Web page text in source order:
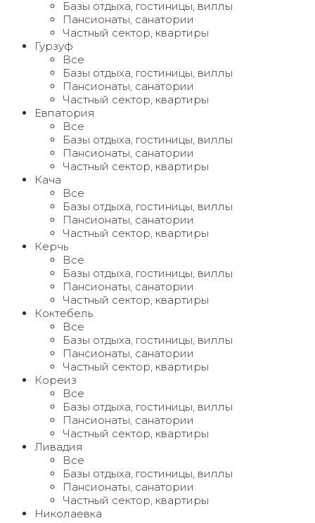
Базы отдыха, гостиницы, виллы
Пансионаты, санатории
Частный сектор, квартиры
Гурзуф
Все
Базы отдыха, гостиницы, виллы
Пансионаты, санатории
Частный сектор, квартиры
Евпатория
Все
Базы отдыха, гостиницы, виллы
Пансионаты, санатории
Частный сектор, квартиры
Кача
Все
Базы отдыха, гостиницы, виллы
Пансионаты, санатории
Частный сектор, квартиры
Керчь
Все
Базы отдыха, гостиницы, виллы
Пансионаты, санатории
Частный сектор, квартиры
Коктебель
Все
Базы отдыха, гостиницы, виллы
Пансионаты, санатории
Частный сектор, квартиры
Кореиз
Все
Базы отдыха, гостиницы, виллы
Пансионаты, санатории
Частный сектор, квартиры
Ливадия
Все
Базы отдыха, гостиницы, виллы
Пансионаты, санатории
Частный сектор, квартиры
Николаевка